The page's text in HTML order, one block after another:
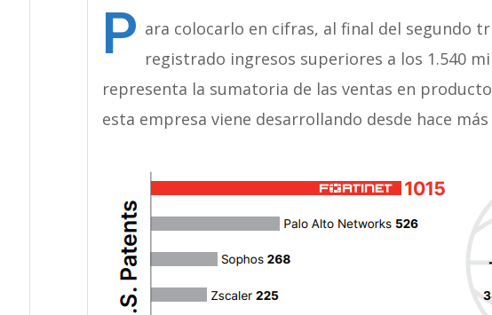
P ara colocarlo en cifras, al final del segundo
registrado ingresos superiores a los 1.540
representa la sumatoria de las ventas en
esta empresa viene desarrollando desde hace más